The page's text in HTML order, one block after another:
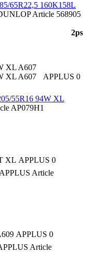
65R22,5 160K158L
Article 568905
2ps
XL A607
XL A607
APPLUS 0
55R16 94W XL
AP079H1
XL APPLUS 0
APPLUS Article
APPLUS 0
Article